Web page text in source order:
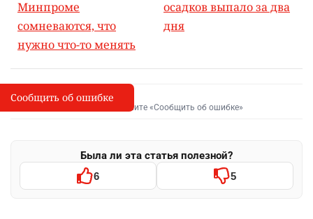
Минпроме
сомневаются, что
нужно что-то менять
осадков выпало за два
дня
I
Сообщить об опечатке
Выделите фрагмент и нажмите «Сообщить об ошибке»
Была ли эта статья полезной?
6 5
Сообщить об ошибке